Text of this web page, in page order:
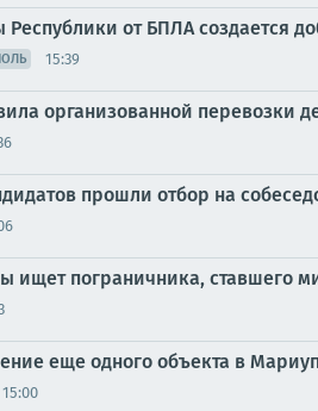
от БПЛА создается
15:39
организованной перевозки
прошли отбор на
ищет пограничника, ставшего
еще одного объекта в
15:00